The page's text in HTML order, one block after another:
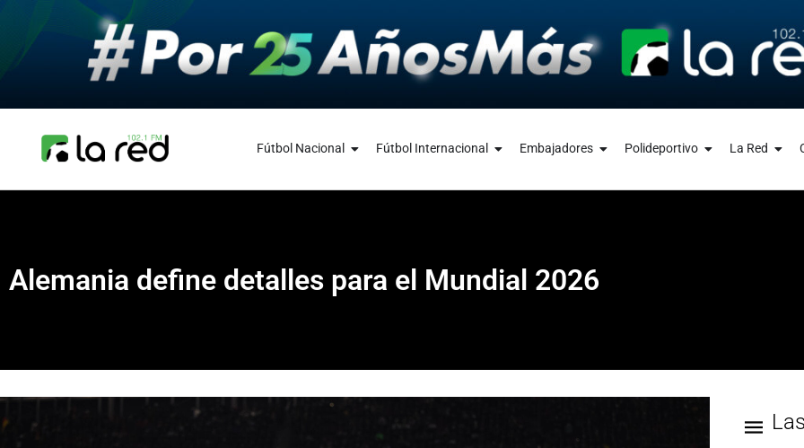
Fútbol Nacional Fútbol Internacional Embajadores Polideportivo La Red
Alemania define detalles para el Mundial 2026